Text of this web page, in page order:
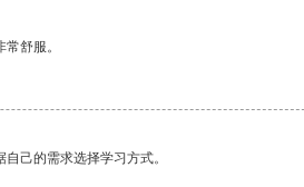
舒服。
己的需求选择学习方式。